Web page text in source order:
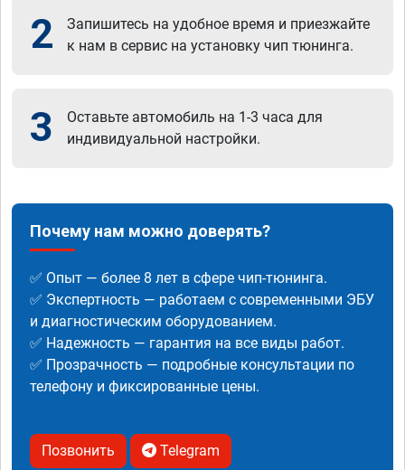
2
Запишитесь на удобное время и приезжайте
к нам в сервис на установку чип тюнинга.
3
Оставьте автомобиль на 1-3 часа для
индивидуальной настройки.
Почему нам можно доверять?
✅ Опыт — более 8 лет в сфере чип-тюнинга.
✅ Экспертность — работаем с современными ЭБУ
и диагностическим оборудованием.
✅ Надежность — гарантия на все виды работ.
✅ Прозрачность — подробные консультации по
телефону и фиксированные цены.
Позвонить Telegram